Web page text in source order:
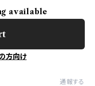
available
方向け
通報する